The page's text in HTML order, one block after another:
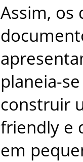
Assim, os
planeia-se
construir
friendly e
em